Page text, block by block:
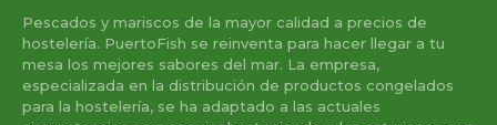
Pescados y mariscos de la mayor calidad a precios de
hostelería. PuertoFish se reinventa para hacer llegar a tu
mesa los mejores sabores del mar. La empresa,
especializada en la distribución de productos congelados
para la hostelería, se ha adaptado a las actuales